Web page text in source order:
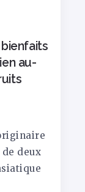
bienfaits
au-
deux